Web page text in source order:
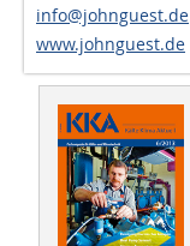
info@johnguest.de
www.johnguest.de